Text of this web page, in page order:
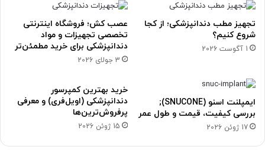
تجهیز مطب دندانپزشکی؛ از کجا
شروع کنیم؟
1 آگوست 2026
عصب کش؛ فروشگاه اینترنتی
تخصصی تجهیزات و مواد
دندانپزشکی برای خرید مطمئن‌تر
3 جولای 2026
ایمپلنت اسنو (SNUCONE);
بررسی کیفیت، قیمت و طول عمر
17 ژوئن 2026
خرید بهترین کمپرسور
دندانپزشکی (اویل‌فری) و معرفی
پرفروش‌ترین‌ها
15 ژوئن 2026